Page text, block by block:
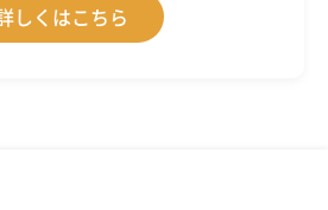
しくはこちら